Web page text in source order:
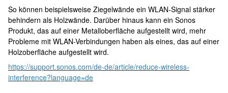
So können beispielsweise Ziegelwände ein WLAN-Signal stärker
behindern als Holzwände. Darüber hinaus kann ein Sonos
Produkt, das auf einer Metalloberfläche aufgestellt wird, mehr
Probleme mit WLAN-Verbindungen haben als eines, das auf einer
Holzoberfläche aufgestellt wird.
https://support.sonos.com/de-de/article/reduce-wireless-
interference?language=de